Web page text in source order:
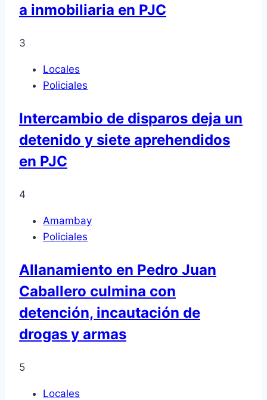
a inmobiliaria en PJC
3
Locales
Policiales
Intercambio de disparos deja un
detenido y siete aprehendidos
en PJC
4
Amambay
Policiales
Allanamiento en Pedro Juan
Caballero culmina con
detención, incautación de
drogas y armas
5
Locales